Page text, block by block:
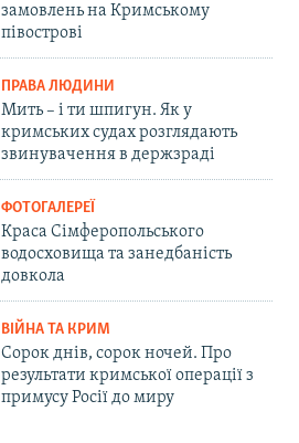
замовлень на Кримському
півострові
ПРАВА ЛЮДИНИ
Мить – і ти шпигун. Як у
кримських судах розглядають
звинувачення в держзраді
ФОТОГАЛЕРЕЇ
Краса Сімферопольського
водосховища та занедбаність
довкола
ВІЙНА ТА КРИМ
Сорок днів, сорок ночей. Про
результати кримської операції з
примусу Росії до миру